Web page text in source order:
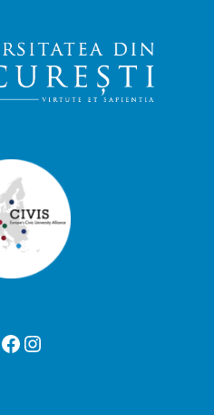
Facebook Instagram